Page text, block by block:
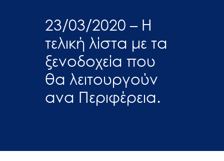
23/03/2020 – Η
τελική λίστα με τα
ξενοδοχεία που
θα λειτουργούν
ανα Περιφέρεια.